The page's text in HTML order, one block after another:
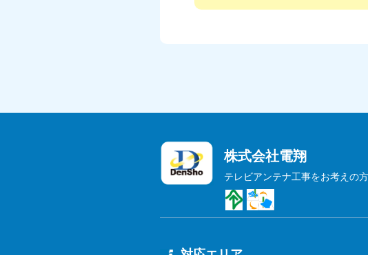
株式会社電翔
テレビアンテナ工事をお考えの